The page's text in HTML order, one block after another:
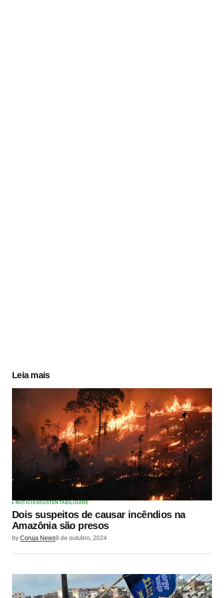
Leia mais
NOTÍCIASSUSTENTABILIDADE
Dois suspeitos de causar incêndios na
Amazônia são presos
by Coruja News9 de outubro, 2024